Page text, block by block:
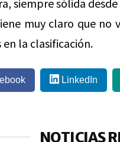
siempre sólida
muy claro que no
la clasificación.
LinkedIn
NOTICIAS